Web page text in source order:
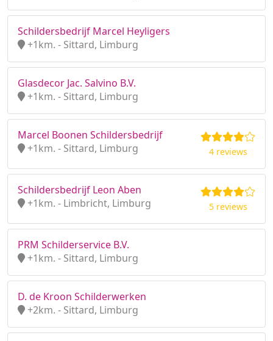
Schildersbedrijf Marcel Heyligers
+1km. - Sittard, Limburg
Glasdecor Jac. Salvino B.V.
+1km. - Sittard, Limburg
Marcel Boonen Schildersbedrijf
+1km. - Sittard, Limburg
4 reviews
Schildersbedrijf Leon Aben
+1km. - Limbricht, Limburg
5 reviews
PRM Schilderservice B.V.
+1km. - Sittard, Limburg
D. de Kroon Schilderwerken
+2km. - Sittard, Limburg